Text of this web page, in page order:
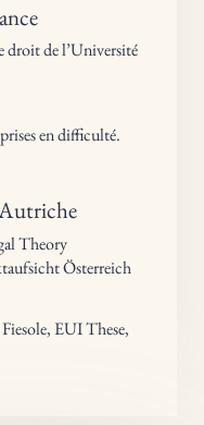
droit de l’Université
en difficulté.
Theory
Österreich
EUI These,